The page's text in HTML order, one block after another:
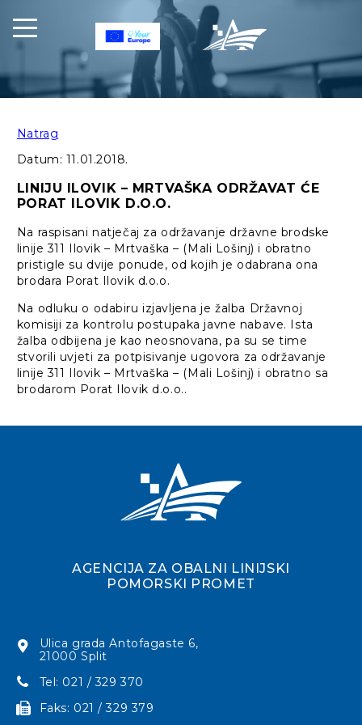
Natrag
Datum: 11.01.2018.
LINIJU ILOVIK – MRTVAŠKA ODRŽAVAT ĆE
PORAT ILOVIK D.O.O.
Na raspisani natječaj za održavanje državne brodske
linije 311 Ilovik – Mrtvaška – (Mali Lošinj) i obratno
pristigle su dvije ponude, od kojih je odabrana ona
brodara Porat Ilovik d.o.o.
Na odluku o odabiru izjavljena je žalba Državnoj
komisiji za kontrolu postupaka javne nabave. Ista
žalba odbijena je kao neosnovana, pa su se time
stvorili uvjeti za potpisivanje ugovora za održavanje
linije 311 Ilovik – Mrtvaška – (Mali Lošinj) i obratno sa
brodarom Porat Ilovik d.o.o..
AGENCIJA ZA OBALNI LINIJSKI
POMORSKI PROMET
Ulica grada Antofagaste 6,
21000 Split
Tel: 021 / 329 370
Faks: 021 / 329 379